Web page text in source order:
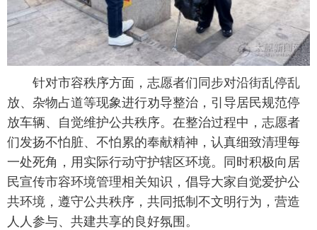
针对市容秩序方面，志愿者们同步对沿街乱停乱
放、杂物占道等现象进行劝导整治，引导居民规范停
放车辆、自觉维护公共秩序。在整治过程中，志愿者
们发扬不怕脏、不怕累的奉献精神，认真细致清理每
一处死角，用实际行动守护辖区环境。同时积极向居
民宣传市容环境管理相关知识，倡导大家自觉爱护公
共环境，遵守公共秩序，共同抵制不文明行为，营造
人人参与、共建共享的良好氛围。